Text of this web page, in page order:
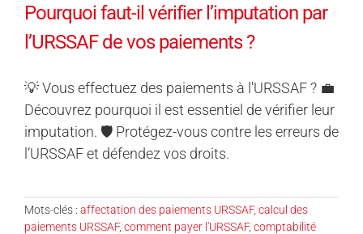
Pourquoi faut-il vérifier l’imputation par
l’URSSAF de vos paiements ?
💡 Vous effectuez des paiements à l'URSSAF ? 💼
Découvrez pourquoi il est essentiel de vérifier leur
imputation. 🛡️ Protégez-vous contre les erreurs de
l’URSSAF et défendez vos droits.
Mots-clés : affectation des paiements URSSAF, calcul des
paiements URSSAF, comment payer l'URSSAF, comptabilité